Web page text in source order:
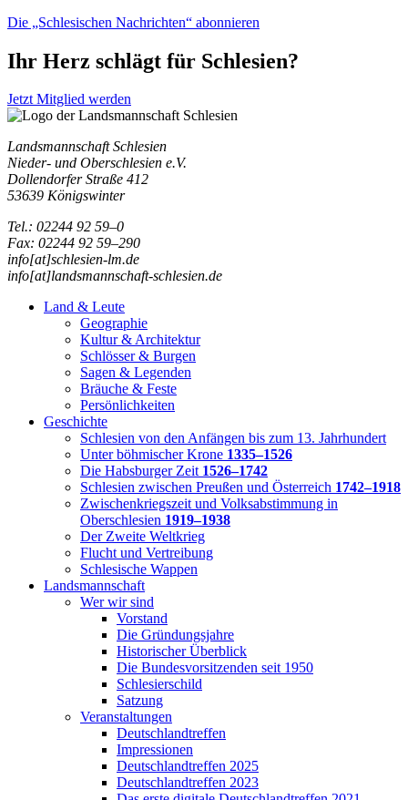
Die „Schlesischen Nachrichten“ abonnieren
Ihr Herz schlägt für Schlesien?
Jetzt Mitglied werden
Landsmannschaft Schlesien
Nieder- und Oberschlesien e.V.
Dollendorfer Straße 412
53639 Königswinter
Tel.: 02244 92 59–0
Fax: 02244 92 59–290
info[at]schlesien-lm.de
info[at]landsmannschaft-schlesien.de
Land & Leute
Geographie
Kultur & Architektur
Schlösser & Burgen
Sagen & Legenden
Bräuche & Feste
Persönlichkeiten
Geschichte
Schlesien von den Anfängen bis zum 13. Jahrhundert
Unter böhmischer Krone 1335–1526
Die Habsburger Zeit 1526–1742
Schlesien zwischen Preußen und Österreich 1742–1918
Zwischenkriegszeit und Volksabstimmung in
Oberschlesien 1919–1938
Der Zweite Weltkrieg
Flucht und Vertreibung
Schlesische Wappen
Landsmannschaft
Wer wir sind
Vorstand
Die Gründungsjahre
Historischer Überblick
Die Bundesvorsitzenden seit 1950
Schlesierschild
Satzung
Veranstaltungen
Deutschlandtreffen
Impressionen
Deutschlandtreffen 2025
Deutschlandtreffen 2023